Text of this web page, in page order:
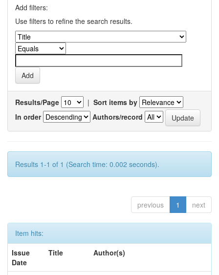
Add filters:
Use filters to refine the search results.
Results/Page | Sort items by
In order
Authors/record
Results 1-1 of 1 (Search time: 0.002 seconds).
previous 1 next
Item hits:
Issue
Date
Title Author(s)